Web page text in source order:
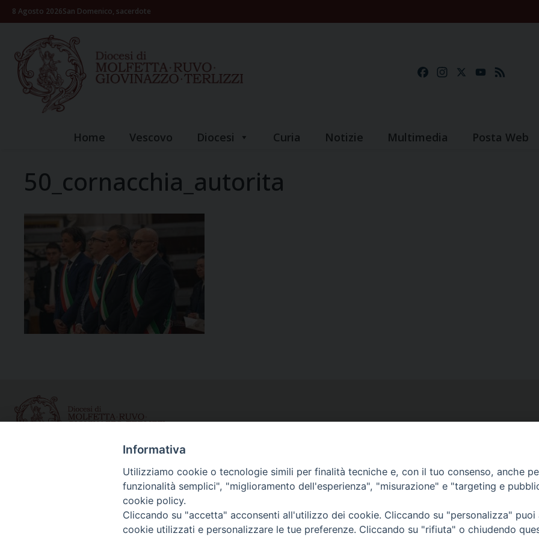
Skip8 Agosto 2026San Domenico, sacerdote
FacebookInstagramYouTube
Home Vescovo Diocesi Curia Notizie Multimedia Posta Web
50_cornacchia_autorita
Piazza Giovene 4 – 70056 Molfetta (BA)
www.diocesimolfetta.it – diocesimolfetta@pec.chiesacattolica.it
Ufficio Comunicazioni sociali
Piazza Giovene 4 – 70056 Molfetta (BA)
Informativa
Utilizziamo cookie o tecnologie simili per finalità tecniche e, con il tuo consenso, anche
funzionalità semplici", "miglioramento dell'esperienza", "misurazione" e "targeting e
cookie policy.
Cliccando su "accetta" acconsenti all'utilizzo dei cookie. Cliccando su "personalizza"
cookie utilizzati e personalizzare le tue preferenze. Cliccando su "rifiuta" o chiudendo